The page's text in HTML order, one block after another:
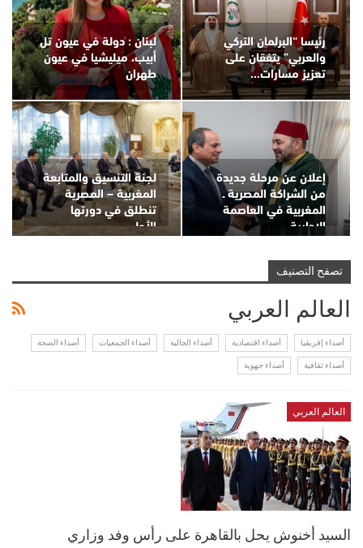
رئيسا “البرلمان التركي
والعربي” يتفقان على
تعزيز مسارات…
لبنان : دولة في عيون تل
أبيب، ميليشيا في عيون
طهران
إعلان عن مرحلة جديدة
من الشراكة المصرية ـ
المغربية في العاصمة
الإدارية
لجنة التنسيق والمتابعة
المغربية – المصرية
تنطلق في دورتها
الأولى…
تصفح التصنيف
العالم العربي
أصداء إفريقيا أصداء اقتصادية أصداء الجالية أصداء الجمعيات أصداء الصحة
أصداء ثقافية أصداء جهوية
العالم العربي
السيد أخنوش يحل بالقاهرة على رأس وفد وزاري